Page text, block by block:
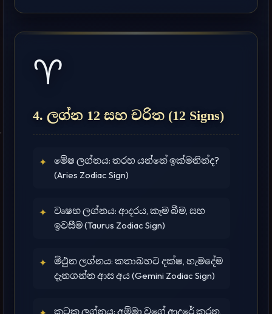
♈
4. ලග්න 12 සහ චරිත (12 Signs)
✦
මේෂ ලග්නය: තරහ යන්නේ ඉක්මනින්ද?
(Aries Zodiac Sign)
✦
වෘෂභ ලග්නය: ආදරය, කෑම බීම, සහ
ඉවසීම (Taurus Zodiac Sign)
✦
මිථුන ලග්නය: කතාබහට දක්ෂ, හැමදේම
දැනගන්න ආස අය (Gemini Zodiac Sign)
කටක ලග්නය: අම්මා වගේ ආදරේ කරන,